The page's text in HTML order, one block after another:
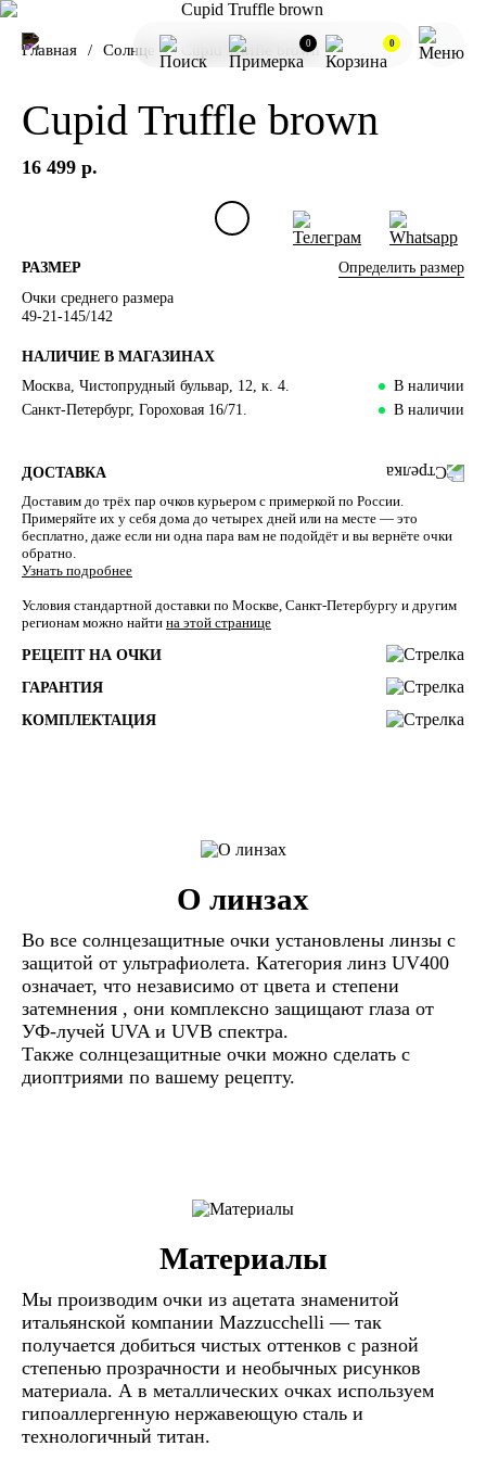
0 0
Главная Солнце Cupid Truffle brown
Cupid Truffle brown
16 499 р.
РАЗМЕР
Определить размер
Очки среднего размера
49-21-145/142
НАЛИЧИЕ В МАГАЗИНАХ
Москва, Чистопрудный бульвар, 12, к. 4.
В наличии
Санкт-Петербург, Гороховая 16/71.
В наличии
ДОСТАВКА
Доставим до трёх пар очков курьером с примеркой по России.
Примеряйте их у себя дома до четырех дней или на месте — это
бесплатно, даже если ни одна пара вам не подойдёт и вы вернёте очки
обратно.
Узнать подробнее
Условия стандартной доставки по Москве, Санкт-Петербургу и другим
регионам можно найти на этой странице
РЕЦЕПТ НА ОЧКИ
ГАРАНТИЯ
КОМПЛЕКТАЦИЯ
О линзах
Во все солнцезащитные очки установлены линзы c
защитой от ультрафиолета. Категория линз UV400
означает, что независимо от цвета и степени
затемнения , они комплексно защищают глаза от
УФ-лучей UVA и UVB спектра.
Также солнцезащитные очки можно сделать с
диоптриями по вашему рецепту.
Материалы
Мы производим очки из ацетата знаменитой
итальянской компании Mazzucchelli — так
получается добиться чистых оттенков с разной
степенью прозрачности и необычных рисунков
материала. А в металлических очках используем
гипоаллергенную нержавеющую сталь и
технологичный титан.